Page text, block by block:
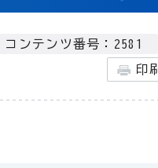
コンテンツ番号：2581
印刷